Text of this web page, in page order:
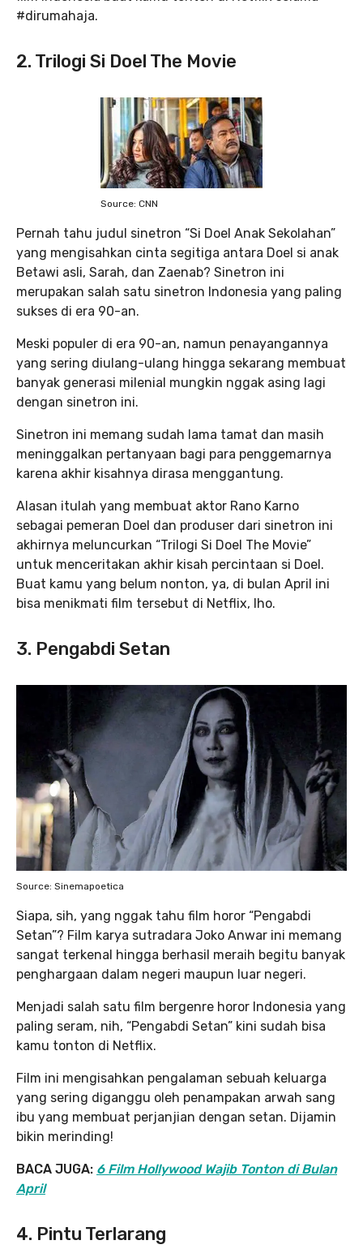
#dirumahaja.
2. Trilogi Si Doel The Movie
Source: CNN
Pernah tahu judul sinetron “Si Doel Anak Sekolahan”
yang mengisahkan cinta segitiga antara Doel si anak
Betawi asli, Sarah, dan Zaenab? Sinetron ini
merupakan salah satu sinetron Indonesia yang paling
sukses di era 90-an.
Meski populer di era 90-an, namun penayangannya
yang sering diulang-ulang hingga sekarang membuat
banyak generasi milenial mungkin nggak asing lagi
dengan sinetron ini.
Sinetron ini memang sudah lama tamat dan masih
meninggalkan pertanyaan bagi para penggemarnya
karena akhir kisahnya dirasa menggantung.
Alasan itulah yang membuat aktor Rano Karno
sebagai pemeran Doel dan produser dari sinetron ini
akhirnya meluncurkan “Trilogi Si Doel The Movie”
untuk menceritakan akhir kisah percintaan si Doel.
Buat kamu yang belum nonton, ya, di bulan April ini
bisa menikmati film tersebut di Netflix, lho.
3. Pengabdi Setan
Source: Sinemapoetica
Siapa, sih, yang nggak tahu film horor “Pengabdi
Setan”? Film karya sutradara Joko Anwar ini memang
sangat terkenal hingga berhasil meraih begitu banyak
penghargaan dalam negeri maupun luar negeri.
Menjadi salah satu film bergenre horor Indonesia yang
paling seram, nih, “Pengabdi Setan” kini sudah bisa
kamu tonton di Netflix.
Film ini mengisahkan pengalaman sebuah keluarga
yang sering diganggu oleh penampakan arwah sang
ibu yang membuat perjanjian dengan setan. Dijamin
bikin merinding!
BACA JUGA: 6 Film Hollywood Wajib Tonton di Bulan
April
4. Pintu Terlarang